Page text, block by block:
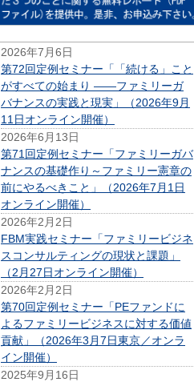
2026年7月6日
第72回定例セミナー「「続ける」こと
がすべての始まり ——ファミリーガ
バナンスの実践と現実」（2026年9月
11日オンライン開催）
2026年6月13日
第71回定例セミナー「ファミリーガバ
ナンスの基礎作り～ファミリー憲章の
前にやるべきこと」（2026年7月1日
オンライン開催）
2026年2月2日
FBM実践セミナー「ファミリービジネ
スコンサルティングの現状と課題」
（2月27日オンライン開催）
2026年2月2日
第70回定例セミナー「PEファンドに
よるファミリービジネスに対する価値
貢献」（2026年3月7日東京／オンラ
イン開催）
2025年9月16日